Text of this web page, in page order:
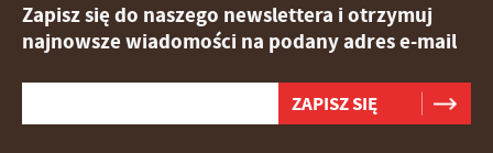
Zapisz się do naszego newslettera i otrzymuj
najnowsze wiadomości na podany adres e-mail